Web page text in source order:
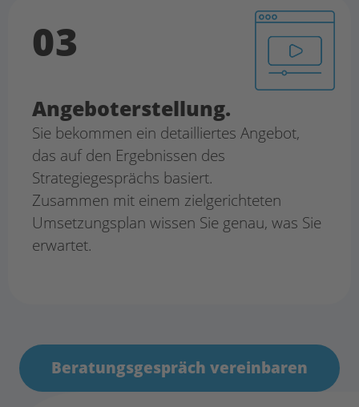
03
Angeboterstellung.
Sie bekommen ein detailliertes Angebot,
das auf den Ergebnissen des
Strategiegesprächs basiert.
Zusammen mit einem zielgerichteten
Umsetzungsplan wissen Sie genau, was Sie
erwartet.
Beratungsgespräch vereinbaren